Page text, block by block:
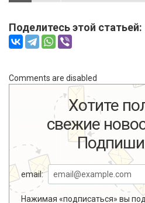
Поделитесь этой статьей:
Comments are disabled
Хотите
свежие
email:
Нажимая «подписаться» вы